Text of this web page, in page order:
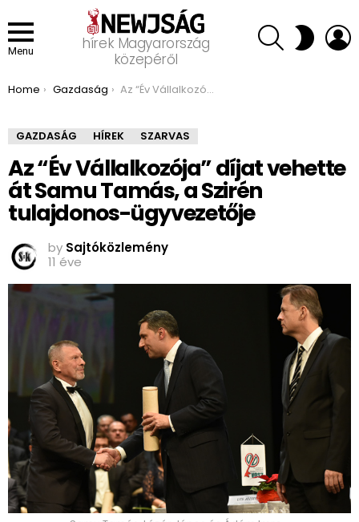
Menu
hírek Magyarország
közepéről
SEARCH SWITCH
SKIN
You are here:
Home Gazdaság Az “Év Vállalkozója” díjat vehette át Samu Tamás, a Szirén tulajdonos-ügyvezetője
GAZDASÁG HÍREK SZARVAS
Az “Év Vállalkozója” díjat vehette
át Samu Tamás, a Szirén
tulajdonos-ügyvezetője
by Sajtóközlemény
11 éve